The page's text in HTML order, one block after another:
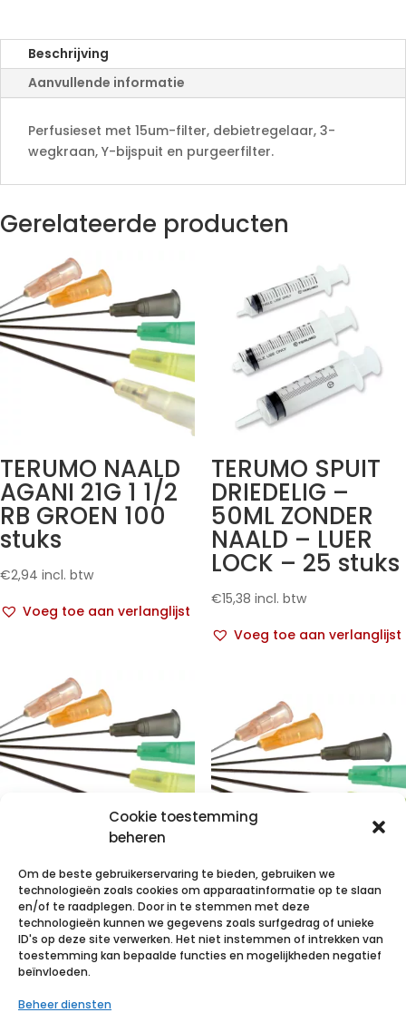
Cookie toestemming
beheren
Om de beste gebruikerservaring te bieden, gebruiken we
technologieën zoals cookies om apparaatinformatie op te slaan
en/of te raadplegen. Door in te stemmen met deze
technologieën kunnen we gegevens zoals surfgedrag of unieke
ID's op deze site verwerken. Het niet instemmen of intrekken van
toestemming kan bepaalde functies en mogelijkheden negatief
beïnvloeden.
Beheer diensten
a
t
Beschrijving
Aanvullende informatie
Perfusieset met 15um-filter, debietregelaar, 3-
wegkraan, Y-bijspuit en purgeerfilter.
Gerelateerde producten
TERUMO NAALD
AGANI 21G 1 1/2
RB GROEN 100
stuks
€2,94 incl. btw
Voeg toe aan verlanglijst
TERUMO SPUIT
DRIEDELIG –
50ML ZONDER
NAALD – LUER
LOCK – 25 stuks
€15,38 incl. btw
Voeg toe aan verlanglijst
TERUMO NAALD
AGANI 20G 1 RB
GEEL 100 stuks
2,94 incl. btw
Voeg toe aan verlanglijst
TERUMO NAALD
AGANI 25G 1 RB
ORANJE 100